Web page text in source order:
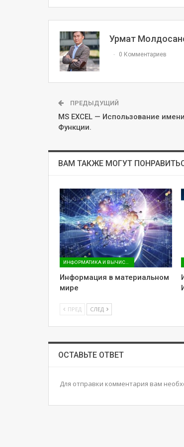
Урмат
0 Комментариев
ПРЕДЫДУЩИЙ
MS EXCEL — Использование
Функции.
ВАМ ТАКЖЕ МОГУТ
ИНФОРМАТИКА И ВЫЧИСЛИТЕЛЬНАЯ ТЕХНИКА (ДЛЯ ГУМАНИТАРНЫХ НАПРАВЛЕНИЙ)
Информация в материальном
мире
ПРЕД СЛЕД
ОСТАВЬТЕ ОТВЕТ
Для отправки комментария вам